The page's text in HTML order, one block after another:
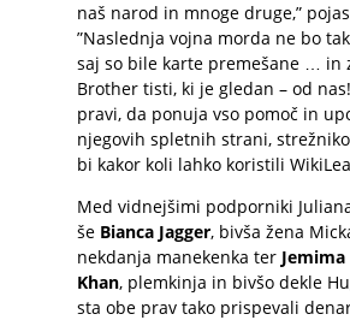
naš narod in mnoge druge,”
”Naslednja vojna morda ne bo
saj so bile karte premešane … in
Brother tisti, ki je gledan – od
pravi, da ponuja vso pomoč in
njegovih spletnih strani,
bi kakor koli lahko koristili
Med vidnejšimi podporniki
še Bianca Jagger, bivša žena
nekdanja manekenka ter
Khan, plemkinja in bivšo dekle
sta obe prav tako prispevali